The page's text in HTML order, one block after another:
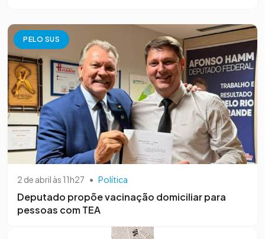
PELO SUS
2 de abril às 11h27 • Política
Deputado propõe vacinação domiciliar para
pessoas com TEA